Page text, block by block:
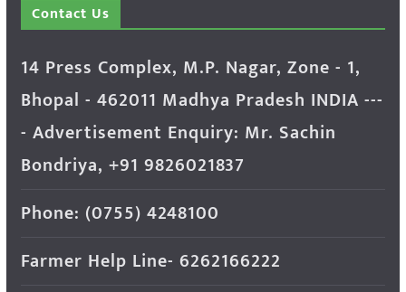
Contact Us
14 Press Complex, M.P. Nagar, Zone - 1,
Bhopal - 462011 Madhya Pradesh INDIA ---
- Advertisement Enquiry: Mr. Sachin
Bondriya, +91 9826021837
Phone: (0755) 4248100
Farmer Help Line- 6262166222